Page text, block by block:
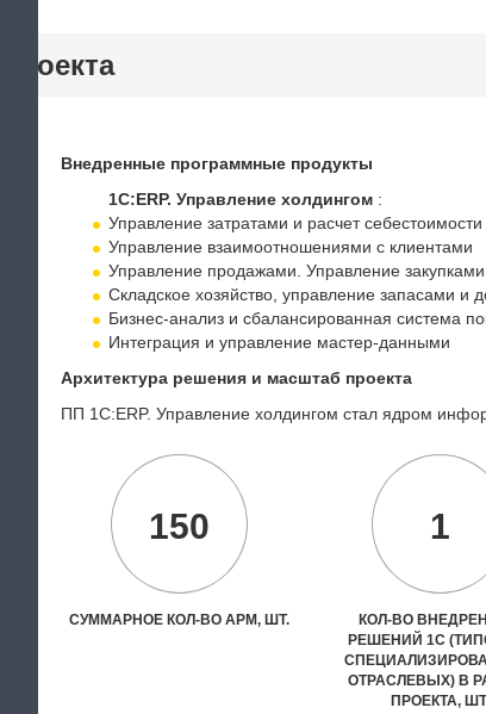
Внедренные программные продукты
1С:ERP. Управление холдингом:
Управление затратами и расчет себестоимости
Управление взаимоотношениями с клиентами
Управление продажами. Управление закупками
Складское хозяйство, управление запасами и
Бизнес-анализ и сбалансированная система
Интеграция и управление мастер-данными
Архитектура решения и масштаб проекта
ПП 1С:ERP. Управление холдингом стал ядром
150
СУММАРНОЕ КОЛ-ВО АРМ, ШТ.
1
КОЛ-ВО
РЕШЕНИЙ 1С
ОТРАСЛЕВЫХ) В
ПРОЕКТА,